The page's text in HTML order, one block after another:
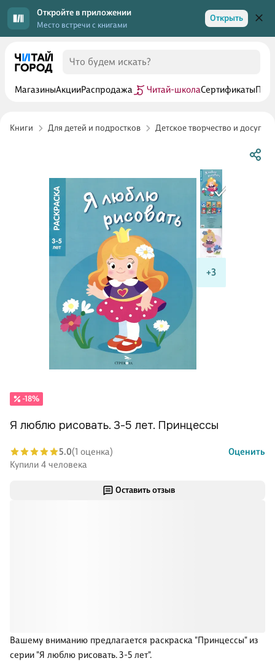
Откройте в приложении
Место встречи с книгами
Открыть
МагазиныАкцииРаспродажа Читай-школаСертификаты
Книги Для детей и подростков Детское творчество и досуг
+3
Оставить отзыв
Вашему вниманию предлагается раскраска "Принцессы" из
серии "Я люблю рисовать. 3-5 лет".
-18%
Я люблю рисовать. 3-5 лет. Принцессы
5.0(1 оценка)
Оценить
Купили 4 человека